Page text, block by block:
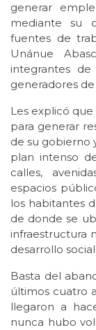
generar
mediante su
fuentes de
Unánue
integrantes
generadores
Les explicó
para generar
de su gobierno
plan intenso
calles,
espacios
los habitantes
de donde se
infraestructura
desarrollo
Basta del
últimos cuatro
llegaron a
nunca hubo